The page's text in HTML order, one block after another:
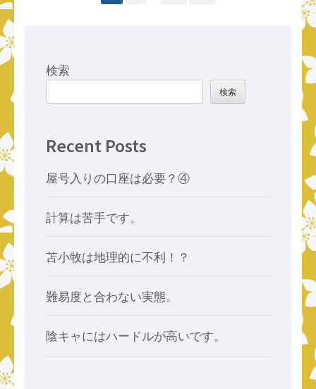
ジ
ジ
ジ
検索
検索
Recent Posts
屋号入りの口座は必要？④
計算は苦手です。
苫小牧は地理的に不利！？
難易度と合わない実態。
陰キャにはハードルが高いです。